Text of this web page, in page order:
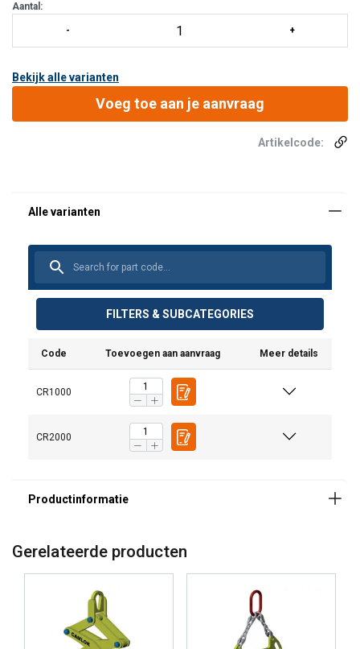
Aantal:
Bekijk alle varianten
Voeg toe aan je aanvraag
Artikelcode:
FILTERS & SUBCATEGORIES
Code Toevoegen aan aanvraag Meer details
CR1000
CR2000
Gerelateerde producten